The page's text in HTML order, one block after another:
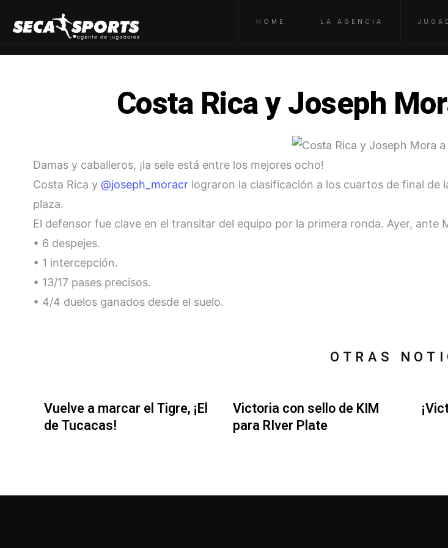
HOME LA AGENCIA
Costa Rica y Joseph
Damas y caballeros, ¡la sele está entre los mejores ocho!
Costa Rica y @joseph_moracrlograron la clasificación a los cuartos de final de
plaza.
El defensor fue clave en el transitar del equipo por la primera ronda. Ayer,
• 6 despejes.
• 1 intercepción.
• 13/17 pases precisos.
• 4/4 duelos ganados desde el suelo.
OTRAS
Vuelve a marcar el Tigre, ¡El
de Tucacas!
Victoria con sello de KIM
para RIver Plate